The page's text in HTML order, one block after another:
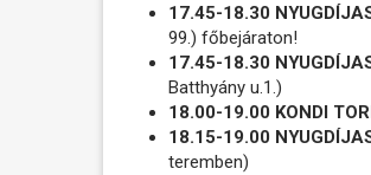
17.45-18.30
99.) főbejáraton!
17.45-18.30
Batthyány u.1.)
18.00-19.00 KONDI
18.15-19.00
teremben)